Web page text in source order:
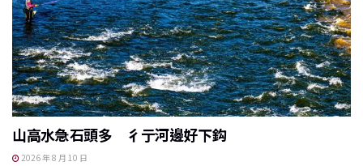
山高水急石頭多 彳亍河邊好下鈎
2026 年 8 月 10 日